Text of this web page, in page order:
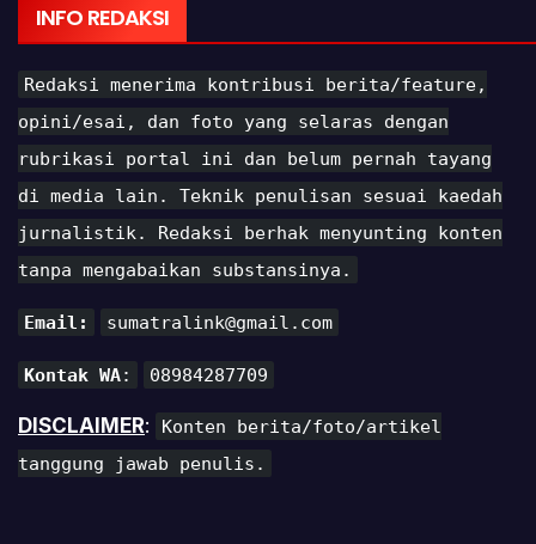
INFO REDAKSI
Redaksi menerima kontribusi berita/feature,
opini/esai, dan foto yang selaras dengan
rubrikasi portal ini dan belum pernah tayang
di media lain. Teknik penulisan sesuai kaedah
jurnalistik. Redaksi berhak menyunting konten
tanpa mengabaikan substansinya.
Email: sumatralink@gmail.com
Kontak WA: 08984287709
DISCLAIMER:
Konten berita/foto/artikel
tanggung jawab penulis.